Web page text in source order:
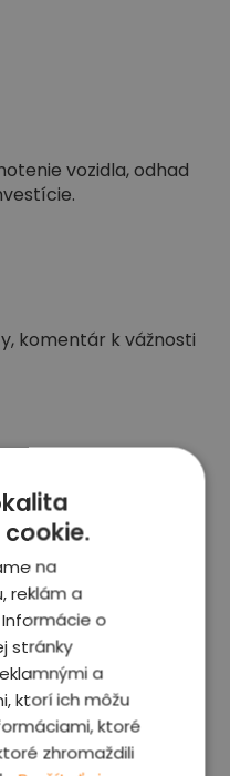
vozidla, odhad
komentár k vážnosti
nafotíme
na
reklám a
o
stránky
a
ktorí ich môžu
ktoré
zhromaždili